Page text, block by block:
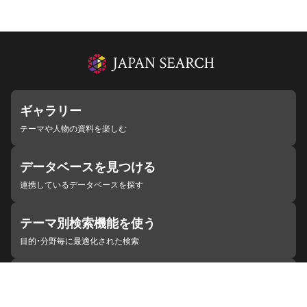
ギャラリー
テーマや人物の資料を楽しむ
データベースを見つける
連携しているデータベースを探す
テーマ別検索機能を使う
目的・分野毎に最適化された検索